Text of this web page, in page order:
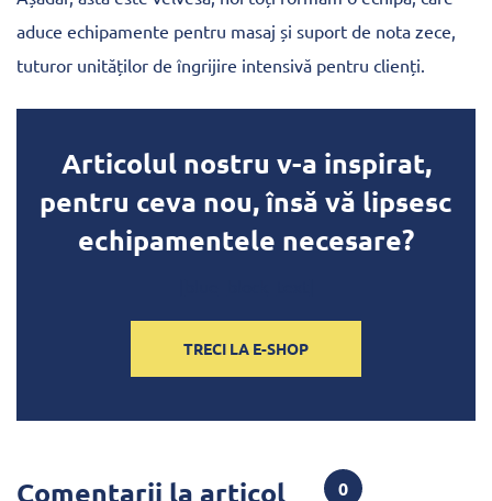
aduce echipamente pentru masaj și suport de nota zece,
tuturor unităților de îngrijire intensivă pentru clienți.
Articolul nostru v-a inspirat,
pentru ceva nou, însă vă lipsesc
echipamentele necesare?
TRECI LA E-SHOP
Comentarii la articol 0